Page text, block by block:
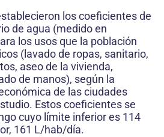
los coeficientes de
de agua (medido en
los usos que la población
(lavado de ropas, sanitario,
aseo de la vivienda,
de manos), según la
de las ciudades
Estos coeficientes se
cuyo límite inferior es 114
161 L/hab/día.